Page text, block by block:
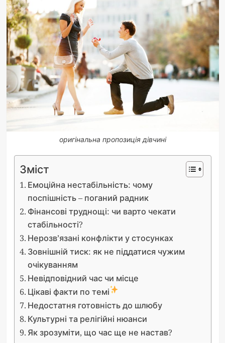
оригінальна пропозиція дівчині
Зміст
Емоційна нестабільність: чому
поспішність – поганий радник
Фінансові труднощі: чи варто чекати
стабільності?
Нерозв’язані конфлікти у стосунках
Зовнішній тиск: як не піддатися чужим
очікуванням
Невідповідний час чи місце
Цікаві факти по темі
Недостатня готовність до шлюбу
Культурні та релігійні нюанси
Як зрозуміти, що час ще не настав?